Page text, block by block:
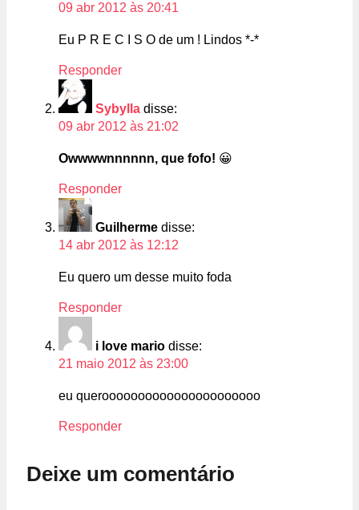
09 abr 2012 às 20:41
Eu P R E C I S O de um ! Lindos *-*
Responder
Sybylla disse:
09 abr 2012 às 21:02
Owwwwnnnnnn, que fofo! 😀
Responder
Guilherme disse:
14 abr 2012 às 12:12
Eu quero um desse muito foda
Responder
i love mario disse:
21 maio 2012 às 23:00
eu queroooooooooooooooooooooo
Responder
Deixe um comentário